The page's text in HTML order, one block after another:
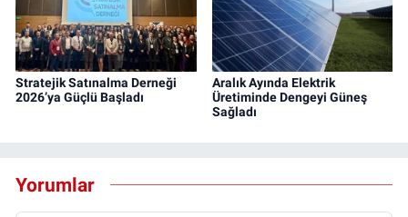
Stratejik Satınalma Derneği
2026’ya Güçlü Başladı
Aralık Ayında Elektrik
Üretiminde Dengeyi Güneş
Sağladı
Yorumlar